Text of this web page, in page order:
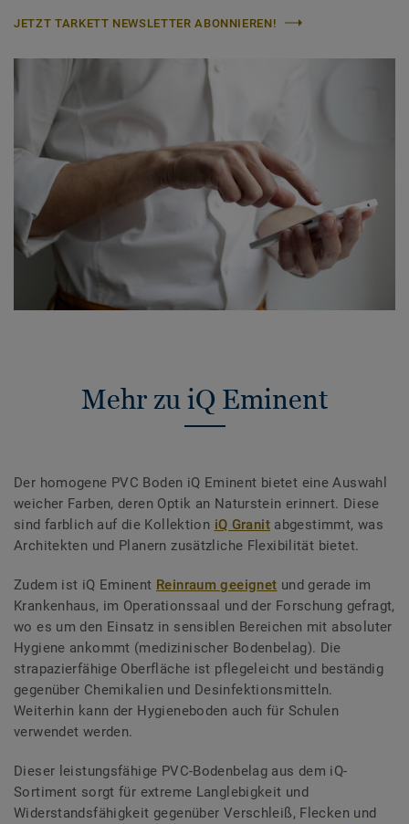
JETZT TARKETT NEWSLETTER ABONNIEREN!
Mehr zu iQ Eminent
Der homogene PVC Boden iQ Eminent bietet eine Auswahl
weicher Farben, deren Optik an Naturstein erinnert. Diese
sind farblich auf die Kollektion iQ Granitabgestimmt, was
Architekten und Planern zusätzliche Flexibilität bietet.
Zudem ist iQ Eminent Reinraum geeignet und gerade im
Krankenhaus, im Operationssaal und der Forschung gefragt,
wo es um den Einsatz in sensiblen Bereichen mit absoluter
Hygiene ankommt (medizinischer Bodenbelag). Die
strapazierfähige Oberfläche ist pflegeleicht und beständig
gegenüber Chemikalien und Desinfektionsmitteln.
Weiterhin kann der Hygieneboden auch für Schulen
verwendet werden.
Dieser leistungsfähige PVC-Bodenbelag aus dem iQ-
Sortiment sorgt für extreme Langlebigkeit und
Widerstandsfähigkeit gegenüber Verschleiß, Flecken und